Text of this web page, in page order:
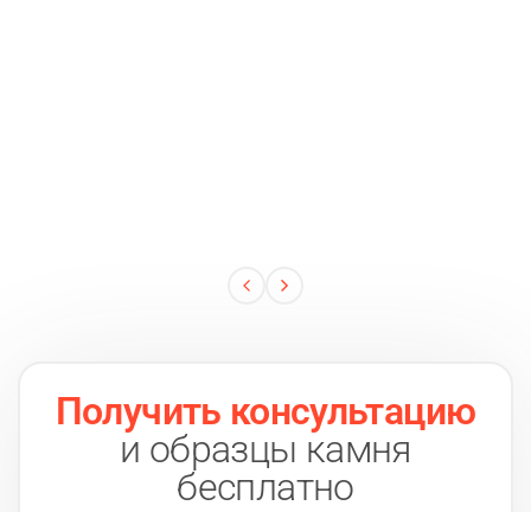
Получить консультацию
и образцы камня
бесплатно